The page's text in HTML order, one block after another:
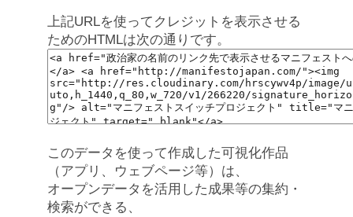
上記URLを使ってクレジットを表示させる
ためのHTMLは次の通りです。
このデータを使って作成した可視化作品
（アプリ、ウェブページ等）は、
オープンデータを活用した成果等の集約・
検索ができる、